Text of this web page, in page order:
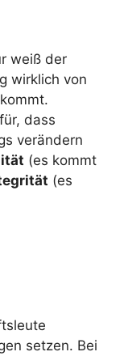
weiß der
wirklich von
dass
verändern
(es kommt
(es
setzen. Bei